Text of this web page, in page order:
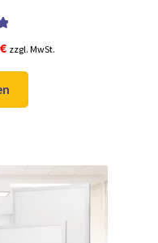
€Aktueller
Preis
ist:
69,97 €.
zzgl. MwSt.